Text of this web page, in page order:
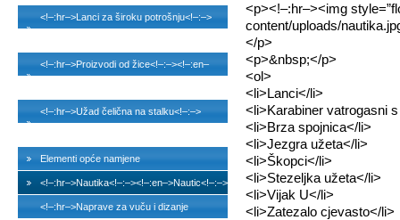
<!–:hr–>Lanci za široku potrošnju<!–:–>
<!–:hr–>Proizvodi od žice<!–:–><!–:en–
<!–:hr–>Užad čelična na stalku<!–:–>
Elementi opće namjene
<!–:hr–>Nautika<!–:–><!–:en–>Nautic<!–:–>
<!–:hr–>Naprave za vuču i dizanje
<p><!–:hr–><img
content/uploads/
</p>
<p>&nbsp;</p>
<ol>
<li>Lanci</li>
<li>Karabiner vatrogasni
<li>Brza spojnica</li>
<li>Jezgra užeta</li>
<li>Škopci</li>
<li>Stezeljka užeta</li>
<li>Vijak U</li>
<li>Zatezalo cjevasto</li>